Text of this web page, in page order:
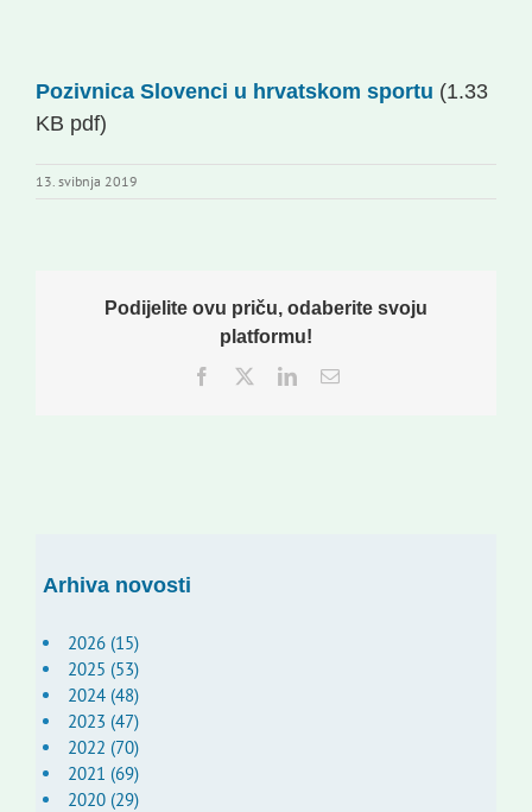
Pozivnica Slovenci u hrvatskom sportu (1.33
KB pdf)
13. svibnja 2019
Podijelite ovu priču, odaberite svoju
platformu!
Facebook
TwitterLinkedInEmail:
Arhiva novosti
2026 (15)
2025 (53)
2024 (48)
2023 (47)
2022 (70)
2021 (69)
2020 (29)